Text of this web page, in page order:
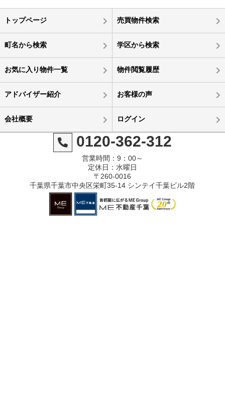
トップページ 売買物件検索
町名から検索 学区から検索
お気に入り物件一覧 物件閲覧履歴
アドバイザー紹介 お客様の声
会社概要 ログイン
0120-362-312
営業時間：9：00～
定休日：水曜日
〒260-0016
千葉県千葉市中央区栄町35-14 シンテイ千葉ビル2階